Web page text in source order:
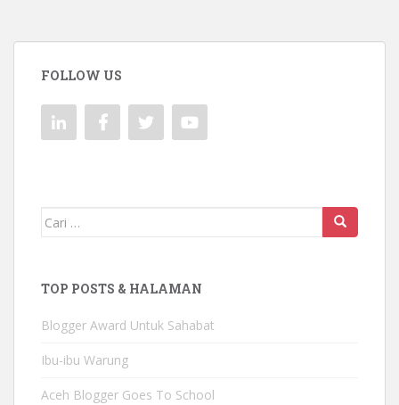
FOLLOW US
Mencari:
TOP POSTS & HALAMAN
Blogger Award Untuk Sahabat
Ibu-ibu Warung
Aceh Blogger Goes To School